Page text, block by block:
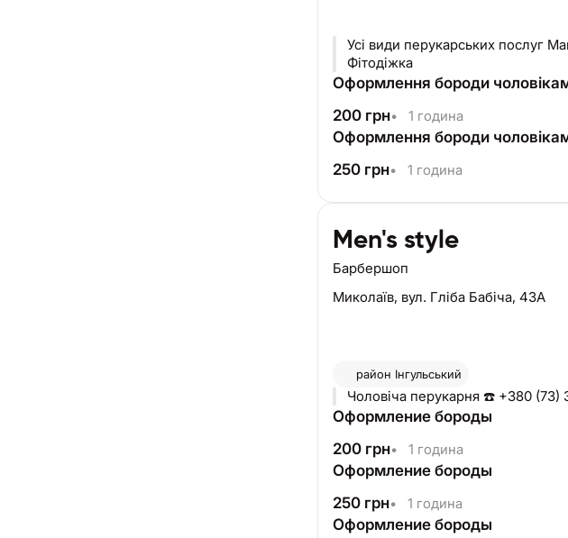
Усі види перукарських послуг
Фітодіжка
Оформлення бороди
200 грн• 1 година
Оформлення бороди
250 грн• 1 година
Men's style
Барбершоп
Миколаїв, вул. Гліба Бабіча, 43А
район Інгульський
Чоловіча перукарня ☎️ +380
Оформление бороды
200 грн• 1 година
Оформление бороды
250 грн• 1 година
Оформление бороды